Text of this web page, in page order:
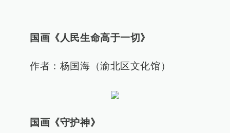
国画《人民生命高于一切》
作者：杨国海（渝北区文化馆 ）
国画《守护神》